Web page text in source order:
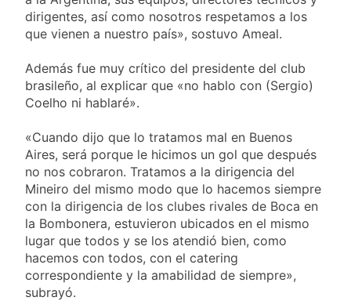
dirigentes, así como nosotros respetamos a los
que vienen a nuestro país», sostuvo Ameal.
Además fue muy crítico del presidente del club
brasileño, al explicar que «no hablo con (Sergio)
Coelho ni hablaré».
«Cuando dijo que lo tratamos mal en Buenos
Aires, será porque le hicimos un gol que después
no nos cobraron. Tratamos a la dirigencia del
Mineiro del mismo modo que lo hacemos siempre
con la dirigencia de los clubes rivales de Boca en
la Bombonera, estuvieron ubicados en el mismo
lugar que todos y se los atendió bien, como
hacemos con todos, con el catering
correspondiente y la amabilidad de siempre»,
subrayó.